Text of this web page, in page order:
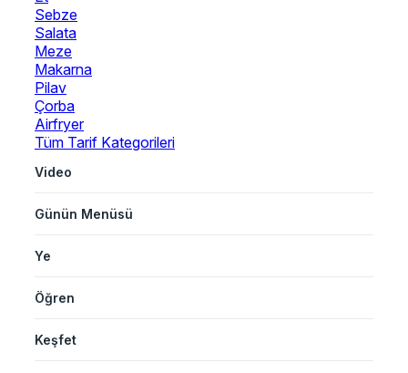
Sebze
Salata
Meze
Makarna
Pilav
Çorba
Airfryer
Tüm Tarif Kategorileri
Video
Günün Menüsü
Ye
Öğren
Keşfet